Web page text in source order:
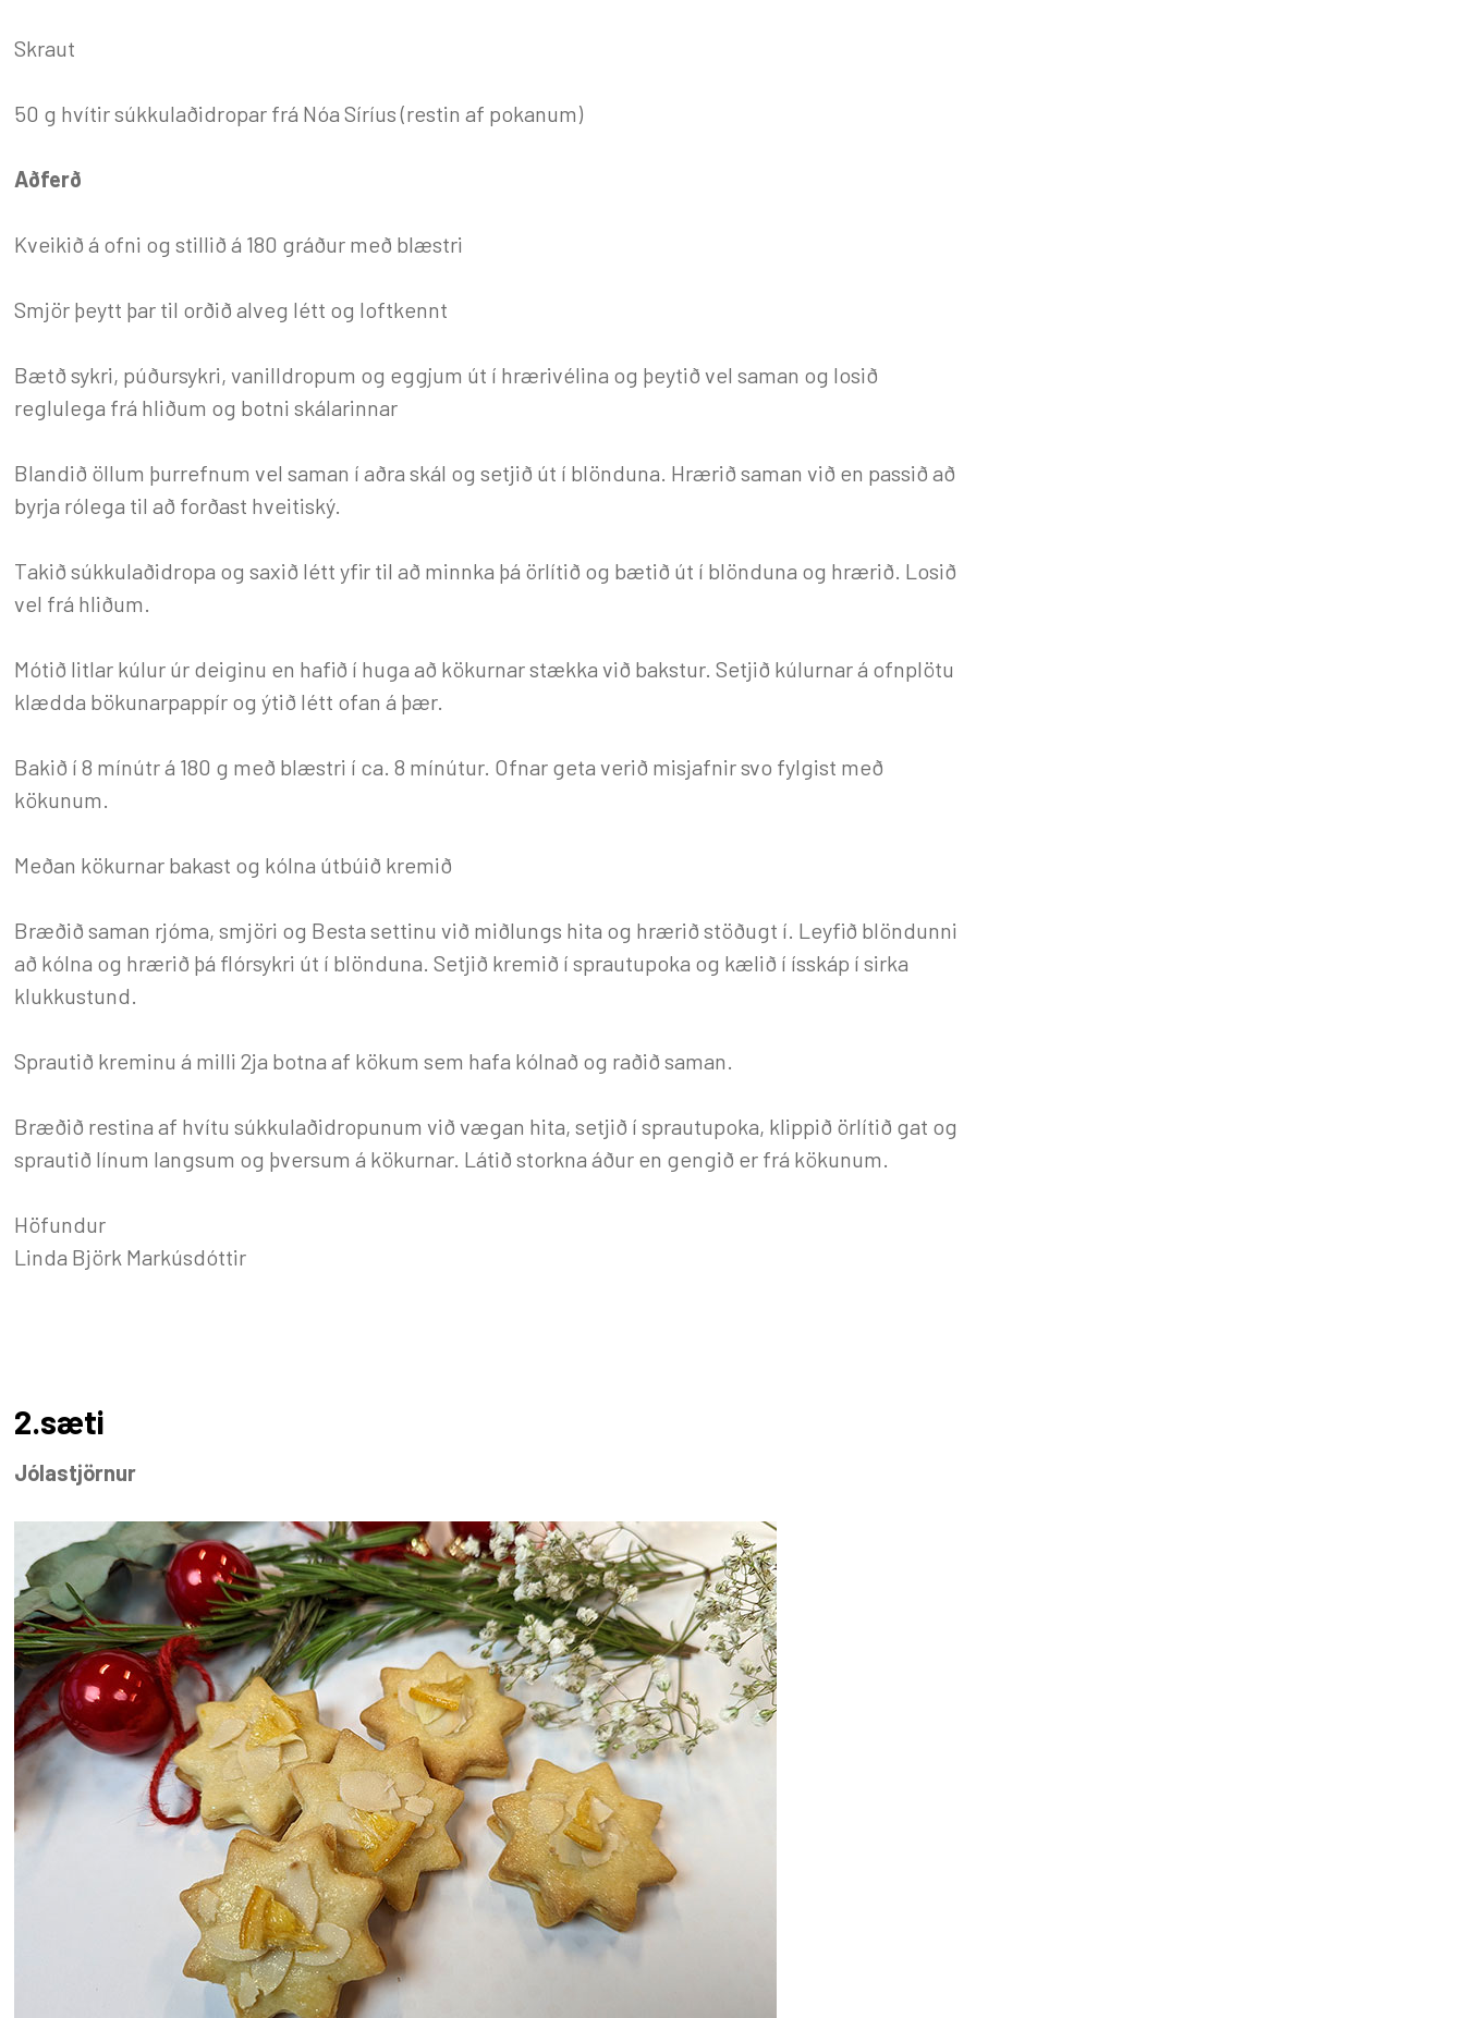
Skraut
50 g hvítir súkkulaðidropar frá Nóa Síríus (restin af pokanum)
Aðferð
Kveikið á ofni og stillið á 180 gráður með blæstri
Smjör þeytt þar til orðið alveg létt og loftkennt
Bætð sykri, púðursykri, vanilldropum og eggjum út í hrærivélina og þeytið vel saman og losið
reglulega frá hliðum og botni skálarinnar
Blandið öllum þurrefnum vel saman í aðra skál og setjið út í blönduna. Hrærið saman við en passið að
byrja rólega til að forðast hveitiský.
Takið súkkulaðidropa og saxið létt yfir til að minnka þá örlítið og bætið út í blönduna og hrærið. Losið
vel frá hliðum.
Mótið litlar kúlur úr deiginu en hafið í huga að kökurnar stækka við bakstur. Setjið kúlurnar á ofnplötu
klædda bökunarpappír og ýtið létt ofan á þær.
Bakið í 8 mínútr á 180 g með blæstri í ca. 8 mínútur. Ofnar geta verið misjafnir svo fylgist með
kökunum.
Meðan kökurnar bakast og kólna útbúið kremið
Bræðið saman rjóma, smjöri og Besta settinu við miðlungs hita og hrærið stöðugt í. Leyfið blöndunni
að kólna og hrærið þá flórsykri út í blönduna. Setjið kremið í sprautupoka og kælið í ísskáp í sirka
klukkustund.
Sprautið kreminu á milli 2ja botna af kökum sem hafa kólnað og raðið saman.
Bræðið restina af hvítu súkkulaðidropunum við vægan hita, setjið í sprautupoka, klippið örlítið gat og
sprautið línum langsum og þversum á kökurnar. Látið storkna áður en gengið er frá kökunum.
Höfundur
Linda Björk Markúsdóttir
2.sæti
Jólastjörnur